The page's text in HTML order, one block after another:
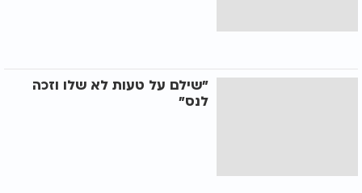
"שילם על טעות לא שלו וזכה
לנס"